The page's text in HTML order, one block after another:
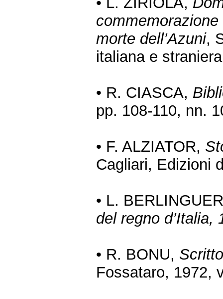
morte dell’Azuni,
italiana e
• R. CIASCA,
pp. 108-110, nn.
• F. ALZIATOR,
Cagliari, Edizioni
• L.
del regno d’Italia,
• R. BONU,
Fossataro, 1972,